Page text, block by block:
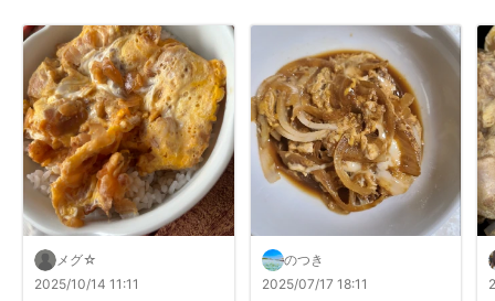
メグ☆
2025/10/14 11:11
のつき
2025/07/17 18:11